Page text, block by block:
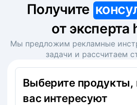
Получите
от эксперта
Мы предложим рекламные
задачи и рассчитаем
Выберите продукты,
вас интересуют